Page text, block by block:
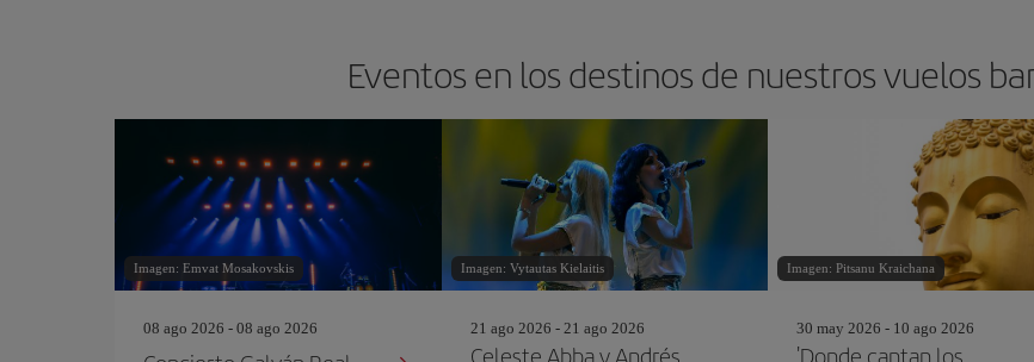
Eventos en los destinos de nuestros vuelos
Imagen: Emvat Mosakovskis
08 ago 2026 - 08 ago 2026
Imagen: Vytautas Kielaitis
21 ago 2026 - 21 ago 2026
Celeste Abba y Andrés
Imagen: Pitsanu Kraichana
30 may 2026 - 10 ago 2026
'Donde cantan los